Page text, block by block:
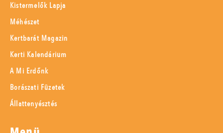
Kistermelők Lapja
Méhészet
Kertbarát Magazin
Kerti Kalendárium
A Mi Erdőnk
Borászati Füzetek
Állattenyésztés